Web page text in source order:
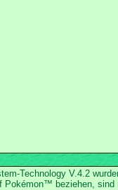
Technology V.4.2
Pokémon™ beziehen, sind